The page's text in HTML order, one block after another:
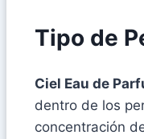
Tipo de
Ciel Eau de
dentro de los
concentración